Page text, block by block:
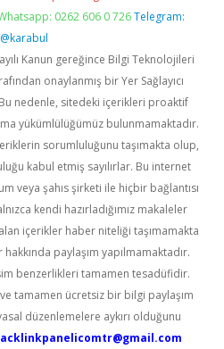
0262 606 0 726 Telegram:
@karabul
Kanun gereğince Bilgi Teknolojileri
onaylanmış bir Yer Sağlayıcı
nedenle, sitedeki içerikleri proaktif
yükümlülüğümüz bulunmamaktadır.
sorumluluğunu taşımakta olup,
kabul etmiş sayılırlar. Bu internet
veya şahıs şirketi ile hiçbir bağlantısı
kendi hazırladığımız makaleler
içerikler haber niteliği taşımamakta
paylaşım yapılmamaktadır.
benzerlikleri tamamen tesadüfidir.
tamamen ücretsiz bir bilgi paylaşım
düzenlemelere aykırı olduğunu